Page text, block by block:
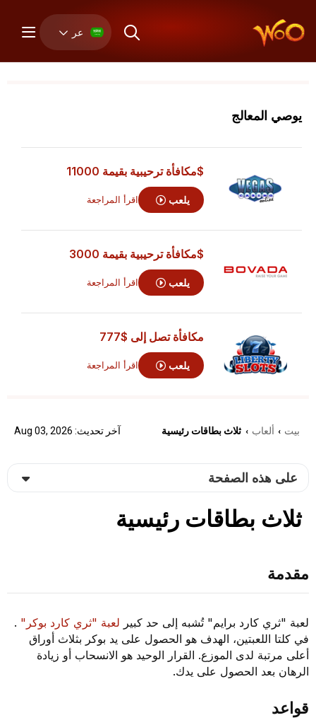
عر
يوصي المعالج
$مكافأة ترحيبية بقيمة 11000
يلعب اقرأ المراجعة
$مكافأة ترحيبية بقيمة 3000
يلعب اقرأ المراجعة
مكافأة تصل إلى$777
يلعب اقرأ المراجعة
بيت › ألعاب › ثلاث بطاقات رئيسية آخر تحديث: Aug 03, 2026
على هذه الصفحة
ثلاث بطاقات رئيسية
مقدمة
لعبة "ثري كارد برايم" تُشبه إلى حد كبير لعبة "ثري كارد بوكر" .
في كلتا اللعبتين، الهدف هو الحصول على يد بوكر بثلاث أوراق
أعلى مرتبة لدى الموزع. القرار الوحيد هو الانسحاب أو زيادة
الرهان بعد الحصول على يدك.
قواعد